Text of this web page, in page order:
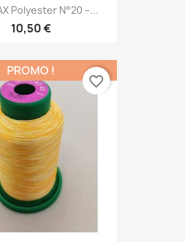
Polyester N°20 –...
10,50 €
PROMO !
favorite_border